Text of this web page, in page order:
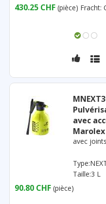
430.25 CHF (pièce) Fracht:
avec
Marolex
avec
Taille:3 L
90.80 CHF (pièce)